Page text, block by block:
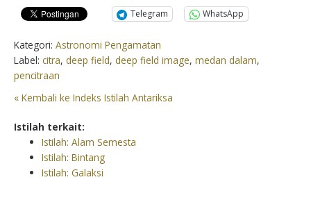
Telegram
WhatsApp
Kategori: Astronomi Pengamatan
Label: citra, deep field, deep field image, medan dalam,
pencitraan
« Kembali ke Indeks Istilah Antariksa
Istilah terkait:
Istilah: Alam Semesta
Istilah: Bintang
Istilah: Galaksi